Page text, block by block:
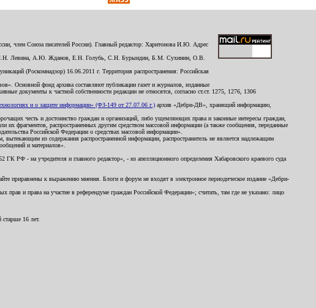
член Союза писателей России). Главный редактор: Харитонова И.Ю. Адрес
Л.Н. Левина, А.Ю. Жданов, Е.Н. Голубь, С.Н. Бурындин, Б.М. Сухинин, О.В.
(Роскомнадзор) 16.06.2011 г. Территория распространения: Российская
Основной фонд архива составляют публикации газет и журналов, изданные
документы к частной собственности редакции не относятся, согласно ст.ст. 1275, 1276, 1306
и о защите информации» (ФЗ-149 от 27.07.06 г.) архив «Дебри-ДВ», хранящий информацию,
честь и достоинство граждан и организаций, либо ущемляющих права и законные интересы граждан,
фрагментов, распространенных другим средством массовой информации (а также сообщения, переданные
Российской Федерации о средствах массовой информации».
из содержания распространенной информации, распространитель не является надлежащим
и материалов».
РФ - на учредителя и главного редактор», - из апелляционного определения Хабаровского краевого суда
приравнены к выражению мнения. Блоги и форум не входят в электронное периодическое издание «Дебри-
и права на участие в референдуме граждан Российской Федерации»; считать, там где не указано: лицо
16 лет.